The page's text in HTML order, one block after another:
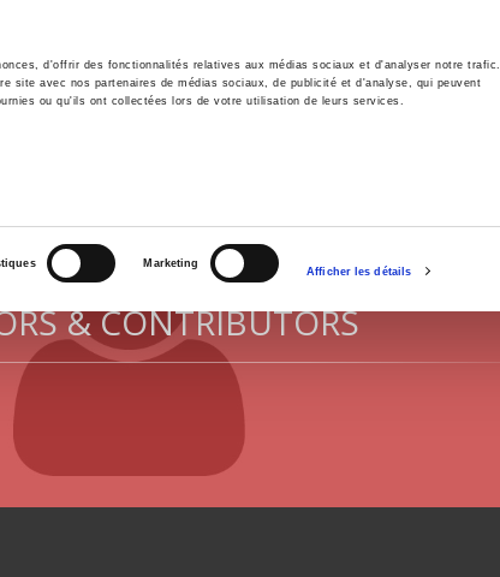
d'offrir des fonctionnalités relatives aux médias sociaux et d'analyser notre trafic.
site avec nos partenaires de médias sociaux, de publicité et d'analyse, qui peuvent
ou qu'ils ont collectées lors de votre utilisation de leurs services.
Marketing
Afficher les détails
History International Politics
& CONTRIBUTORS